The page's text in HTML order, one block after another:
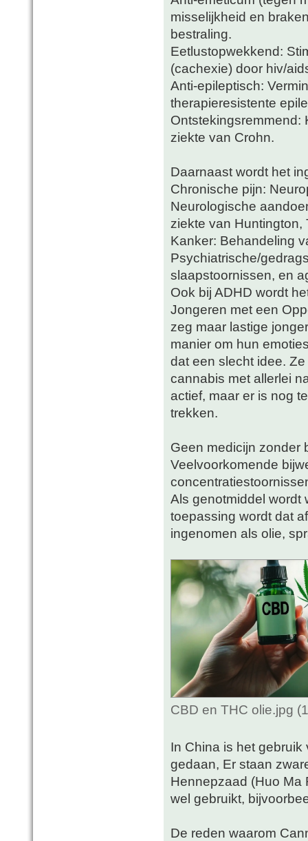
misselijkheid en
bestraling.
Eetlustopwekkend:
(cachexie) door hiv/
Anti-epileptisch:
therapieresistente
Ontstekingsremmend:
ziekte van Crohn.
Daarnaast wordt het
Chronische pijn:
Neurologische
ziekte van Huntington,
Kanker: Behandeling
Psychiatrische/
slaapstoornissen, en
Ook bij ADHD wordt
Jongeren met een
zeg maar lastige
manier om hun
dat een slecht idee.
cannabis met allerlei
actief, maar er is nog
trekken.
Geen medicijn zonder
Veelvoorkomende
Als genotmiddel wordt
toepassing wordt dat
ingenomen als olie,
CBD en THC olie.jpg
In China is het
gedaan, Er staan
Hennepzaad (Huo Ma
wel gebruikt,
De reden waarom